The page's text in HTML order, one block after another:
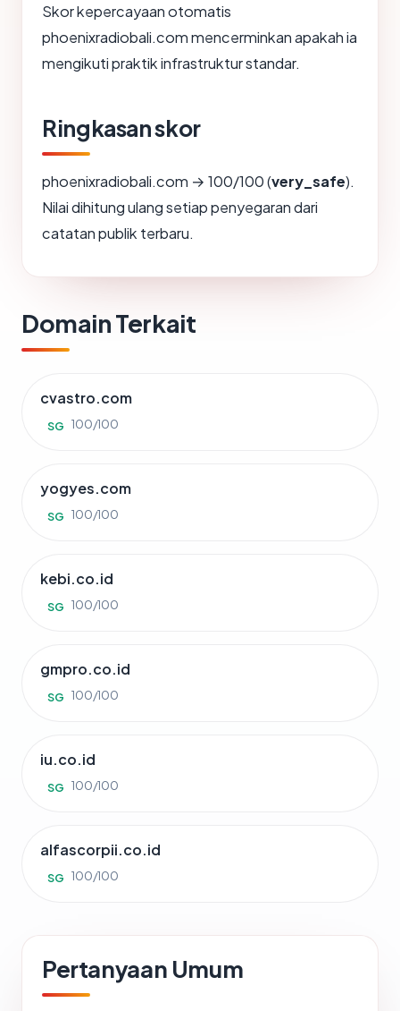
Skor kepercayaan otomatis
phoenixradiobali.com mencerminkan apakah ia
mengikuti praktik infrastruktur standar.
Ringkasan skor
phoenixradiobali.com → 100/100 (very_safe).
Nilai dihitung ulang setiap penyegaran dari
catatan publik terbaru.
Domain Terkait
cvastro.com
SG 100/100
yogyes.com
SG 100/100
kebi.co.id
SG 100/100
gmpro.co.id
SG 100/100
iu.co.id
SG 100/100
alfascorpii.co.id
SG 100/100
Pertanyaan Umum